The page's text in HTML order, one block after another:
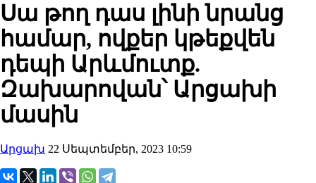
Սա թող դաս լինի նրանց
համար, ովքեր կթեքվեն
դեպի Արևմուտք.
Զախարովան՝ Արցախի
մասին
Արցախ 22 Սեպտեմբեր, 2023 10:59